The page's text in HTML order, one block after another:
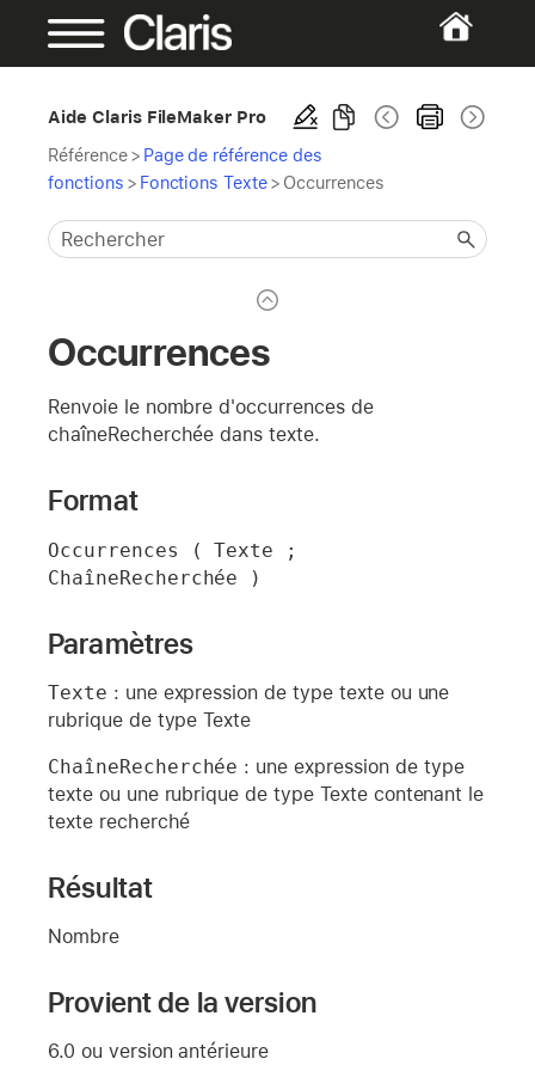
Aide Claris FileMaker Pro
Référence> Page de référence des
fonctions > Fonctions Texte> Occurrences
Occurrences
Renvoie le nombre d'occurrences de
chaîneRecherchée dans texte.
Format
Occurrences ( Texte ;
ChaîneRecherchée )
Paramètres
Texte : une expression de type texte ou une
rubrique de type Texte
ChaîneRecherchée : une expression de type
texte ou une rubrique de type Texte contenant le
texte recherché
Résultat
Nombre
Provient de la version
6.0 ou version antérieure